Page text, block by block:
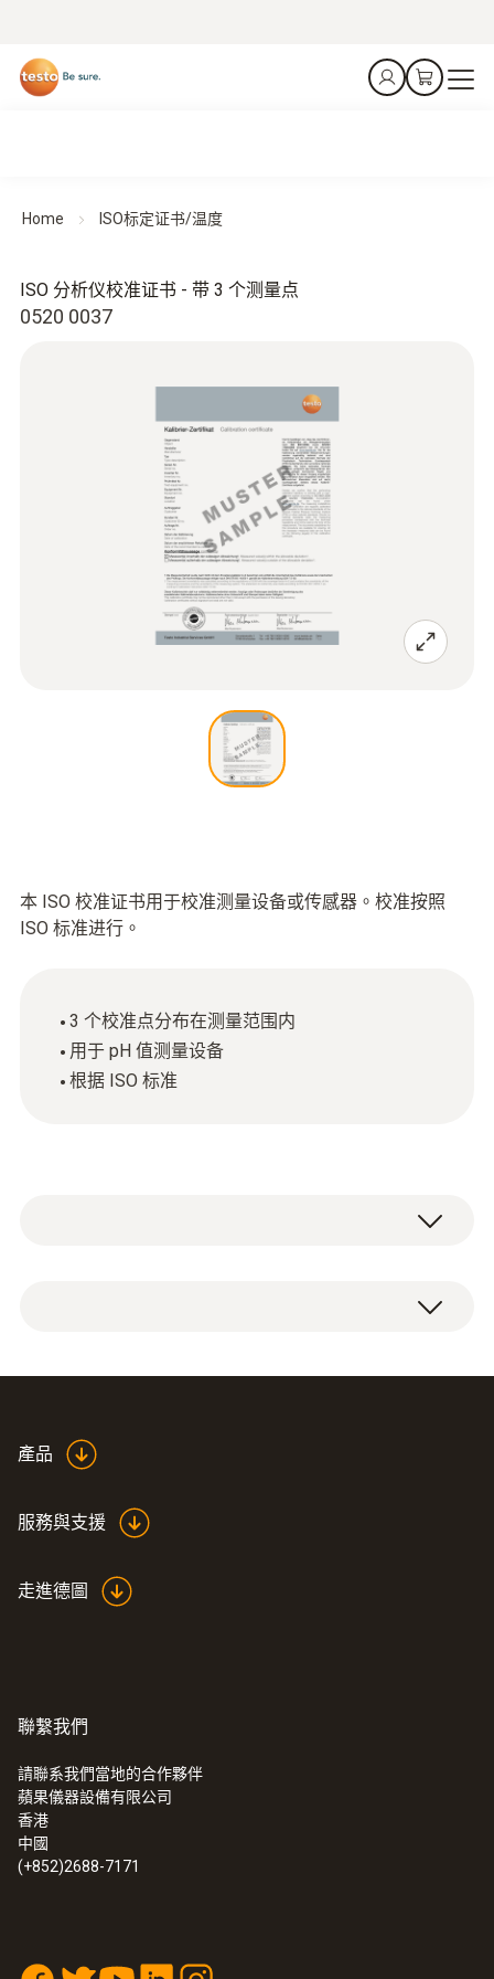
Home ISO标定证书/温度
0520 0037
ISO 分析仪校准证书 - 带 3 个测量点
本 ISO 校准证书用于校准测量设备或传感器。校准按照
ISO 标准进行。
3 个校准点分布在测量范围内
用于 pH 值测量设备
根据 ISO 标准
ISO 校准证书 分析仪在测量范围内有 3 个校准
用于半固体
產品
服務與支援
走進德圖
聯繫我們
請聯系我們當地的合作夥伴
蘋果儀器設備有限公司
香港
中國
(+852)2688-7171